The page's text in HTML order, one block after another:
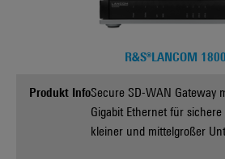
R&S®LANCOM
Produkt InfoSecure SD-WAN Gateway
Gigabit Ethernet für
kleiner und mittelgroßer